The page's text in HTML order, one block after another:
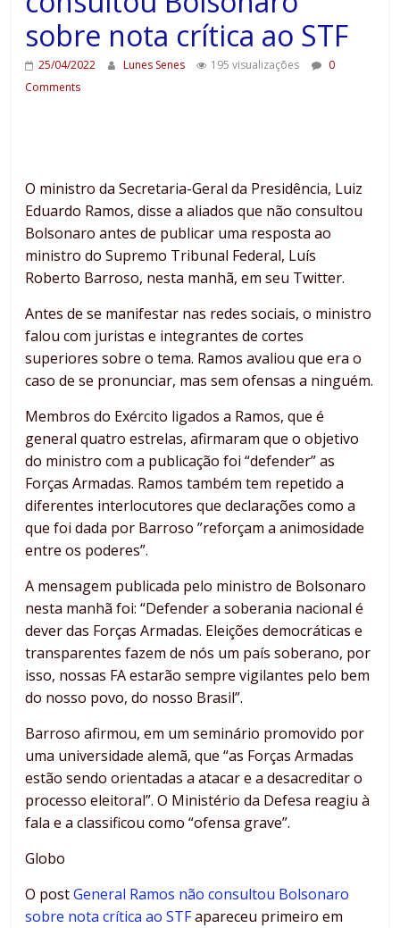
sobre nota crítica ao STF
25/04/2022 Lunes Senes 195 visualizações
0
Comments
O ministro da Secretaria-Geral da Presidência, Luiz
Eduardo Ramos, disse a aliados que não consultou
Bolsonaro antes de publicar uma resposta ao
ministro do Supremo Tribunal Federal, Luís
Roberto Barroso, nesta manhã, em seu Twitter.
Antes de se manifestar nas redes sociais, o ministro
falou com juristas e integrantes de cortes
superiores sobre o tema. Ramos avaliou que era o
caso de se pronunciar, mas sem ofensas a ninguém.
Membros do Exército ligados a Ramos, que é
general quatro estrelas, afirmaram que o objetivo
do ministro com a publicação foi “defender” as
Forças Armadas. Ramos também tem repetido a
diferentes interlocutores que declarações como a
que foi dada por Barroso ”reforçam a animosidade
entre os poderes”.
A mensagem publicada pelo ministro de Bolsonaro
nesta manhã foi: “Defender a soberania nacional é
dever das Forças Armadas. Eleições democráticas e
transparentes fazem de nós um país soberano, por
isso, nossas FA estarão sempre vigilantes pelo bem
do nosso povo, do nosso Brasil”.
Barroso afirmou, em um seminário promovido por
uma universidade alemã, que “as Forças Armadas
estão sendo orientadas a atacar e a desacreditar o
processo eleitoral”. O Ministério da Defesa reagiu à
fala e a classificou como “ofensa grave”.
Globo
O postGeneral Ramos não consultou Bolsonaro
sobre nota crítica ao STFapareceu primeiro em